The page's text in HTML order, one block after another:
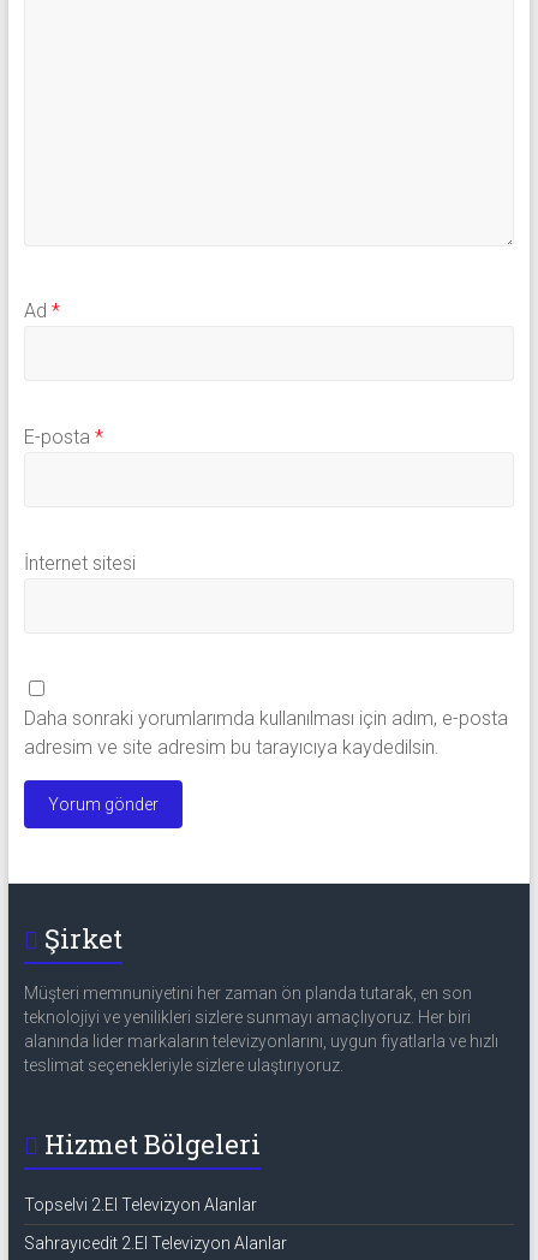
Ad *
E-posta *
İnternet sitesi
Daha sonraki yorumlarımda kullanılması için adım, e-posta
adresim ve site adresim bu tarayıcıya kaydedilsin.
Şirket
Müşteri memnuniyetini her zaman ön planda tutarak, en son
teknolojiyi ve yenilikleri sizlere sunmayı amaçlıyoruz. Her biri
alanında lider markaların televizyonlarını, uygun fiyatlarla ve hızlı
teslimat seçenekleriyle sizlere ulaştırıyoruz.
Hizmet Bölgeleri
Topselvi 2.El Televizyon Alanlar
Sahrayıcedit 2.El Televizyon Alanlar